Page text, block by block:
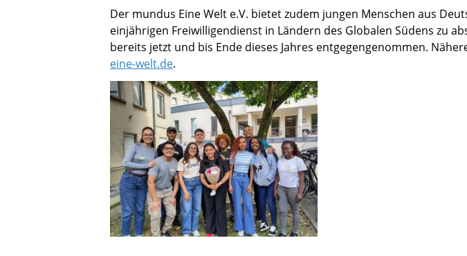
Der mundus Eine Welt e.V. bietet zudem jungen Menschen aus
einjährigen Freiwilligendienst in Ländern des Globalen Südens zu
bereits jetzt und bis Ende dieses Jahres entgegengenommen.
eine-welt.de.